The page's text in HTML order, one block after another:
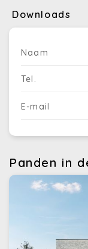
Downloads
Naam
Tel.
E-mail
Panden in